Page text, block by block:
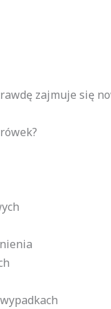
zajmuje się